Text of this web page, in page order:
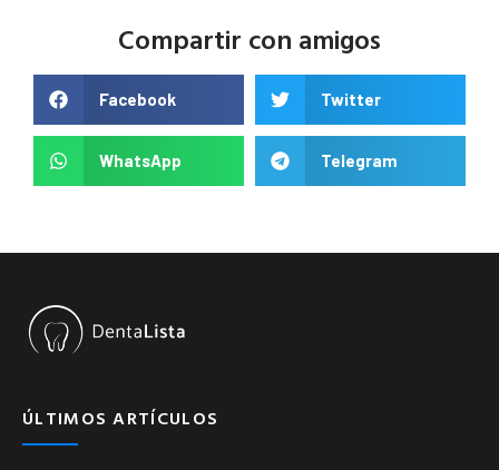
Compartir con amigos
Facebook Twitter
WhatsApp Telegram
ÚLTIMOS ARTÍCULOS